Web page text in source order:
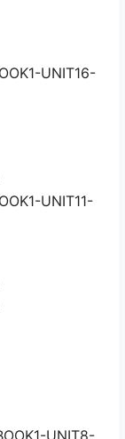
UNIT16-